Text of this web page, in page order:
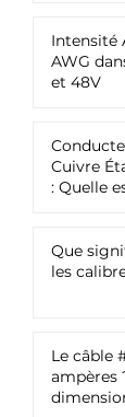
Intensité
AWG
et 48V
Cuivre
: Quelle
Que
les
Le câble
ampères